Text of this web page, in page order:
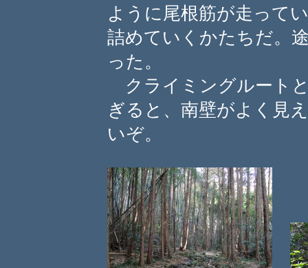
ように尾根筋が走って
詰めていくかたちだ。
った。
クライミングルート
ぎると、南壁がよく見
いぞ。